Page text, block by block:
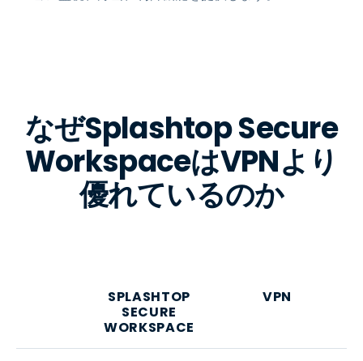
なぜSplashtop Secure
WorkspaceはVPNより
優れているのか​
SPLASHTOP
SECURE
WORKSPACE
VPN